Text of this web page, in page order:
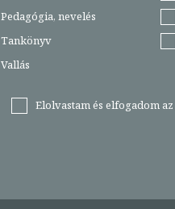
Pedagógia, nevelés
Tankönyv
Vallás
Elolvastam és elfogadom az